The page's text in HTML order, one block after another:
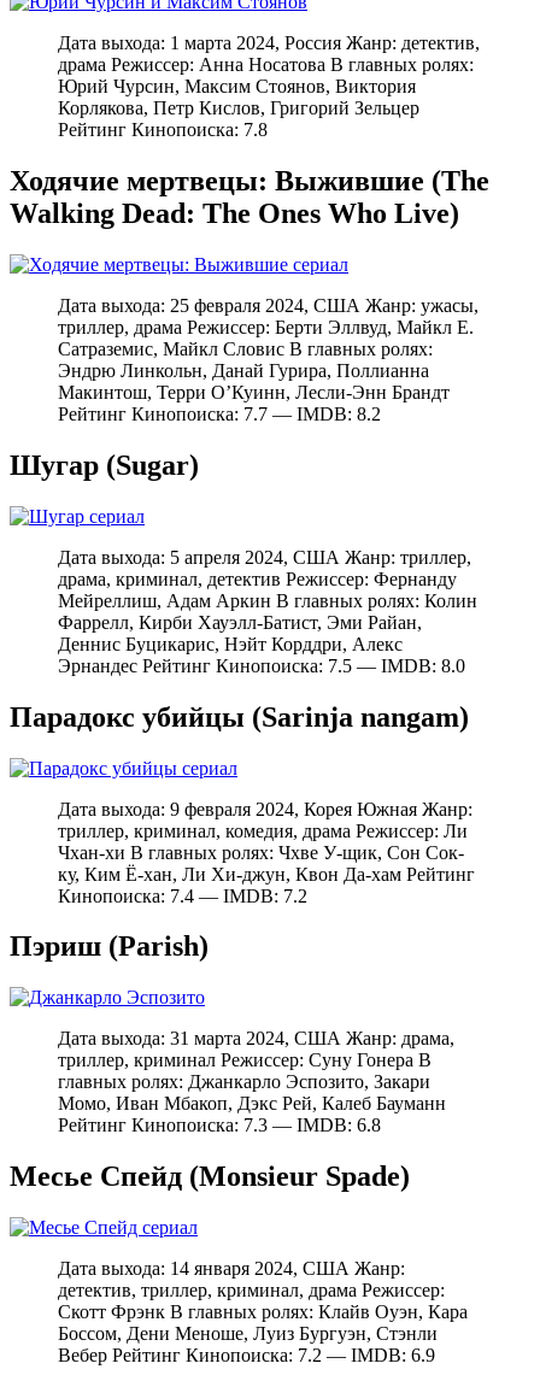
Дата выхода: 1 марта 2024, Россия Жанр: детектив,
драма Режиссер: Анна Носатова В главных ролях:
Юрий Чурсин, Максим Стоянов, Виктория
Корлякова, Петр Кислов, Григорий Зельцер
Рейтинг Кинопоиска: 7.8
Ходячие мертвецы: Выжившие (The
Walking Dead: The Ones Who Live)
Дата выхода: 25 февраля 2024, США Жанр: ужасы,
триллер, драма Режиссер: Берти Эллвуд, Майкл Е.
Сатраземис, Майкл Словис В главных ролях:
Эндрю Линкольн, Данай Гурира, Поллианна
Макинтош, Терри О’Куинн, Лесли-Энн Брандт
Рейтинг Кинопоиска: 7.7 — IMDB: 8.2
Шугар (Sugar)
Дата выхода: 5 апреля 2024, США Жанр: триллер,
драма, криминал, детектив Режиссер: Фернанду
Мейреллиш, Адам Аркин В главных ролях: Колин
Фаррелл, Кирби Хауэлл-Батист, Эми Райан,
Деннис Буцикарис, Нэйт Корддри, Алекс
Эрнандес Рейтинг Кинопоиска: 7.5 — IMDB: 8.0
Парадокс убийцы (Sarinja nangam)
Дата выхода: 9 февраля 2024, Корея Южная Жанр:
триллер, криминал, комедия, драма Режиссер: Ли
Чхан-хи В главных ролях: Чхве У-щик, Сон Сок-
ку, Ким Ё-хан, Ли Хи-джун, Квон Да-хам Рейтинг
Кинопоиска: 7.4 — IMDB: 7.2
Пэриш (Parish)
Дата выхода: 31 марта 2024, США Жанр: драма,
триллер, криминал Режиссер: Суну Гонера В
главных ролях: Джанкарло Эспозито, Закари
Момо, Иван Мбакоп, Дэкс Рей, Калеб Бауманн
Рейтинг Кинопоиска: 7.3 — IMDB: 6.8
Месье Спейд (Monsieur Spade)
Дата выхода: 14 января 2024, США Жанр:
детектив, триллер, криминал, драма Режиссер:
Скотт Фрэнк В главных ролях: Клайв Оуэн, Кара
Боссом, Дени Меноше, Луиз Бургуэн, Стэнли
Вебер Рейтинг Кинопоиска: 7.2 — IMDB: 6.9